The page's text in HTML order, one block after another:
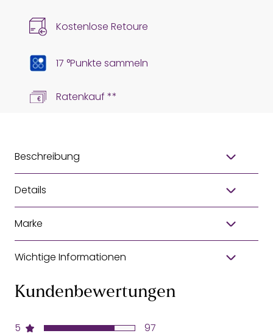
Kostenlose Retoure
17 °Punkte sammeln
Ratenkauf **
Beschreibung
Details
Marke
Wichtige Informationen
Kundenbewertungen
5
97